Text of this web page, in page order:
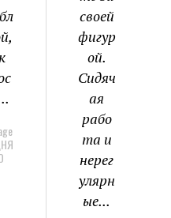
своей
фигур
ой.
Сидяч
ая
рабо
та и
нерег
улярн
ые...